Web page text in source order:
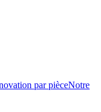
par pièceNotre